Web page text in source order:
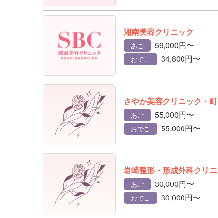
湘南美容クリニック
あご 59,000円〜
おでこ 34,800円〜
さやか美容クリニック・
あご 55,000円〜
おでこ 55,000円〜
岩崎整形・形成外科クリ
あご 30,000円〜
おでこ 30,000円〜